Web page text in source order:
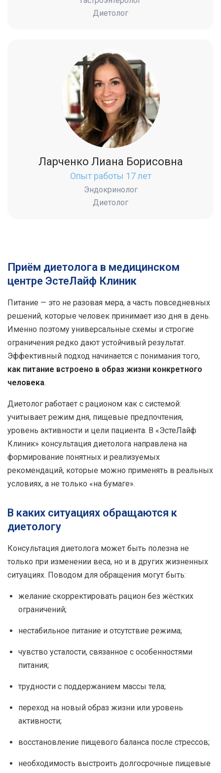
Диетолог
Ларченко Лиана Борисовна
Опыт работы 17 лет
Эндокринолог
Диетолог
Приём диетолога в медицинском
центре ЭстеЛайф Клиник
Питание — это не разовая мера, а часть повседневных
решений, которые человек принимает изо дня в день.
Именно поэтому универсальные схемы и строгие
ограничения редко дают устойчивый результат.
Эффективный подход начинается с понимания того,
как питание встроено в образ жизни конкретного
человека.
Диетолог работает с рационом как с системой:
учитывает режим дня, пищевые предпочтения,
уровень активности и цели пациента. В «ЭстеЛайф
Клиник» консультация диетолога направлена на
формирование понятных и реализуемых
рекомендаций, которые можно применять в реальных
условиях, а не только «на бумаге».
В каких ситуациях обращаются к
диетологу
Консультация диетолога может быть полезна не
только при изменении веса, но и в других жизненных
ситуациях. Поводом для обращения могут быть:
желание скорректировать рацион без жёстких
ограничений;
нестабильное питание и отсутствие режима;
чувство усталости, связанное с особенностями
питания;
трудности с поддержанием массы тела;
переход на новый образ жизни или уровень
активности;
восстановление пищевого баланса после стрессов;
необходимость выстроить долгосрочные пищевые